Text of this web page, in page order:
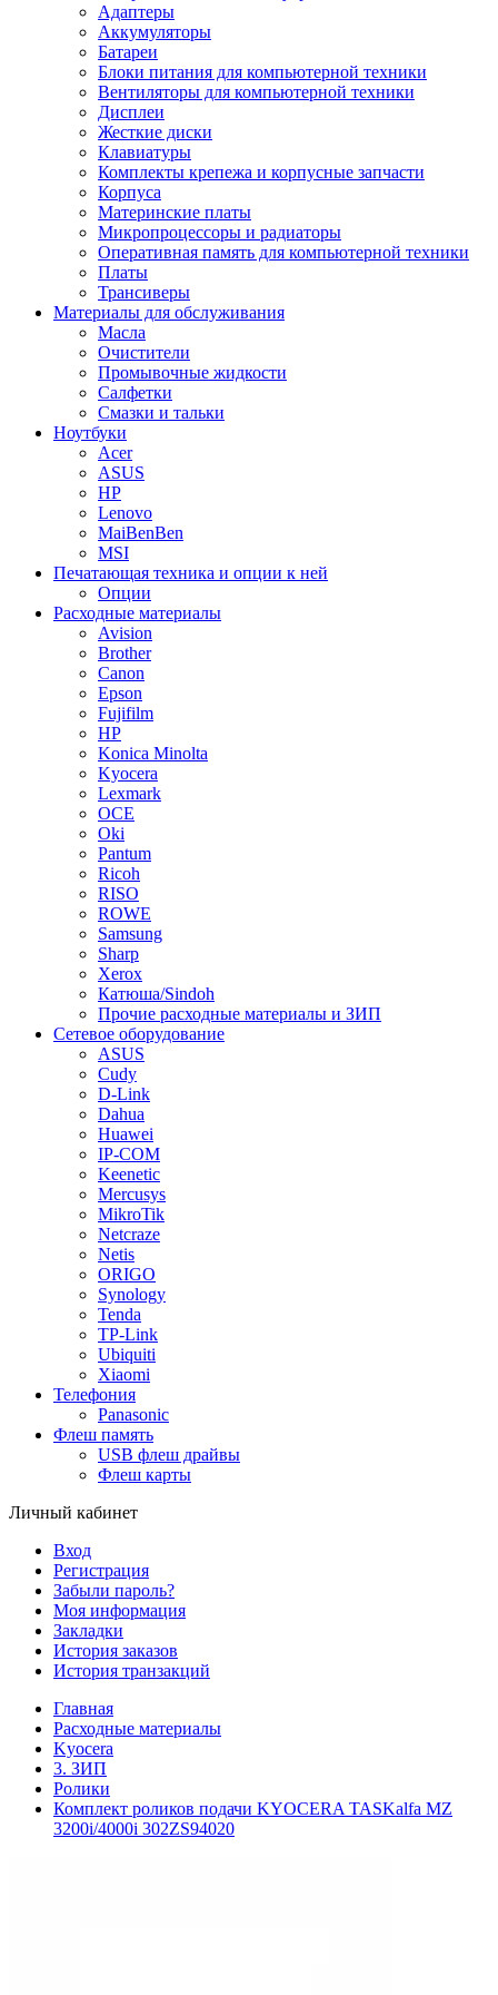
Адаптеры
Аккумуляторы
Батареи
Блоки питания для компьютерной техники
Вентиляторы для компьютерной техники
Дисплеи
Жесткие диски
Клавиатуры
Комплекты крепежа и корпусные запчасти
Корпуса
Материнские платы
Микропроцессоры и радиаторы
Оперативная память для компьютерной техники
Платы
Трансиверы
Материалы для обслуживания
Масла
Очистители
Промывочные жидкости
Салфетки
Смазки и тальки
Ноутбуки
Acer
ASUS
HP
Lenovo
MaiBenBen
MSI
Печатающая техника и опции к ней
Опции
Расходные материалы
Avision
Brother
Canon
Epson
Fujifilm
HP
Konica Minolta
Kyocera
Lexmark
OCE
Oki
Pantum
Ricoh
RISO
ROWE
Samsung
Sharp
Xerox
Катюша/Sindoh
Прочие расходные материалы и ЗИП
Сетевое оборудование
ASUS
Cudy
D-Link
Dahua
Huawei
IP-COM
Keenetic
Mercusys
MikroTik
Netcraze
Netis
ORIGO
Synology
Tenda
TP-Link
Ubiquiti
Xiaomi
Телефония
Panasonic
Флеш память
USB флеш драйвы
Флеш карты
Личный кабинет
Вход
Регистрация
Забыли пароль?
Моя информация
Закладки
История заказов
История транзакций
Главная
Расходные материалы
Kyocera
3. ЗИП
Ролики
Комплект роликов подачи KYOCERA TASKalfa MZ
3200i/4000i 302ZS94020